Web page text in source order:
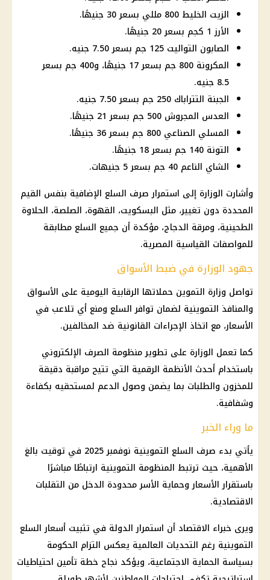
الزيت الخليط 800 مللي بسعر 30 جنيهًا.
الأرز 1 كجم بسعر 20 جنيهًا.
الصابون التواليت 125 جم بسعر 7.50 جنيه.
المكرونة 800 جم بسعر 17 جنيهًا، و400 جم بسعر
8.5 جنيه.
الجبنة التتراباك 250 جم بسعر 7.50 جنيه.
العدس المجروش 500 جم بسعر 21 جنيهًا.
المسلي الصناعي 800 جم بسعر 36 جنيهًا.
التونة 140 جم بسعر 18 جنيهًا.
الشاي الناعم 40 جم بسعر 5 جنيهات.
وأشارت الوزارة إلى استمرار صرف السلع الإضافية بنفس القيم
المحددة دون تغيير، مثل البسكويت، القهوة، الصلصة، الحلاوة
الطحينية، ومرقة الدجاج، مؤكدة أن جميع السلع مطابقة
للمواصفات القياسية المصرية.
جهود الوزارة في ضبط الأسواق
تواصل وزارة التموين حملاتها الرقابية اليومية على الأسواق
والمنافذ التموينية لضمان توافر السلع ومنع أي تلاعب في
الأسعار، مع اتخاذ الإجراءات القانونية ضد المخالفين.
كما تعمل الوزارة على تطوير منظومة الصرف الإلكتروني
باستخدام أحدث الأنظمة الرقمية التي تتيح مراقبة دقيقة
للمخزون والطلبات بما يضمن وصول الدعم لمستحقيه بكفاءة
وشفافية.
ما وراء الخبر
يأتي بدء صرف السلع التموينية نوفمبر 2025
في توقيت بالغ
الأهمية، حيث ترتبط المنظومة التموينية ارتباطًا مباشرًا
باستقرارالأسعاروحماية الأسر محدودة الدخل من التقلبات
الاقتصادية.
ويرى خبراء الاقتصاد أن استمرار الدولة في تثبيت أسعار السلع
التموينية رغم التحديات العالمية يعكس التزام الحكومة
بسياسة الحماية الاجتماعية، ويؤكد نجاح خطة تأمين احتياطيات